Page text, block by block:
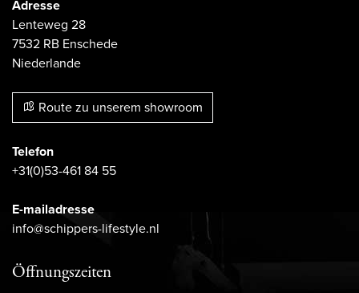
Adresse
Lenteweg 28
7532 RB Enschede
Niederlande
Route zu unserem showroom
Telefon
+31(0)53-461 84 55
E-mailadresse
info@schippers-lifestyle.nl
Öffnungszeiten